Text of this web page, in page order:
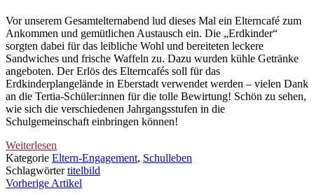
Vor unserem Gesamtelternabend lud dieses Mal ein Elterncafé zum
Ankommen und gemütlichen Austausch ein. Die „Erdkinder“
sorgten dabei für das leibliche Wohl und bereiteten leckere
Sandwiches und frische Waffeln zu. Dazu wurden kühle Getränke
angeboten. Der Erlös des Elterncafés soll für das
Erdkinderplangelände in Eberstadt verwendet werden – vielen Dank
an die Tertia-Schüler:innen für die tolle Bewirtung! Schön zu sehen,
wie sich die verschiedenen Jahrgangsstufen in die
Schulgemeinschaft einbringen können!
Weiterlesen
Kategorie Eltern-Engagement, Schulleben
Schlagwörtertitelbild
Vorherige Artikel